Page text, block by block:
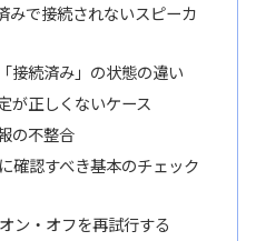
で接続されないスピーカ
接続済み」の状態の違い
が正しくないケース
の不整合
確認すべき基本のチェック
・オフを再試行する